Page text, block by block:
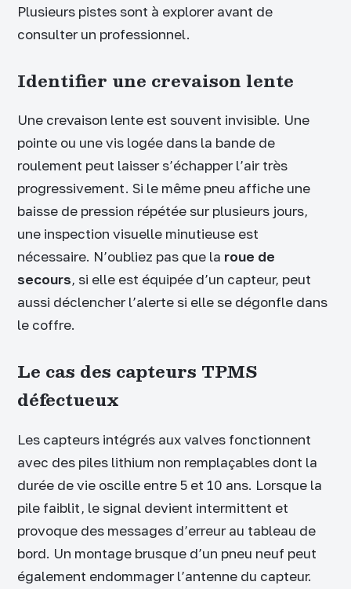
Plusieurs pistes sont à explorer avant de
consulter un professionnel.
Identifier une crevaison lente
Une crevaison lente est souvent invisible. Une
pointe ou une vis logée dans la bande de
roulement peut laisser s’échapper l’air très
progressivement. Si le même pneu affiche une
baisse de pression répétée sur plusieurs jours,
une inspection visuelle minutieuse est
nécessaire. N’oubliez pas que la roue de
secours, si elle est équipée d’un capteur, peut
aussi déclencher l’alerte si elle se dégonfle dans
le coffre.
Le cas des capteurs TPMS
défectueux
Les capteurs intégrés aux valves fonctionnent
avec des piles lithium non remplaçables dont la
durée de vie oscille entre 5 et 10 ans. Lorsque la
pile faiblit, le signal devient intermittent et
provoque des messages d’erreur au tableau de
bord. Un montage brusque d’un pneu neuf peut
également endommager l’antenne du capteur.